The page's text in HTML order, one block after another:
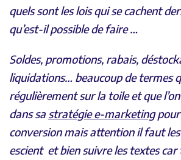
quels sont les lois qui se cachent
qu’est-il possible de faire …
Soldes, promotions, rabais,
liquidations… beaucoup de termes
régulièrement sur la toile et que
dans sa stratégie e-marketingpour
conversion mais attention il faut
escient et bien suivre les textes car